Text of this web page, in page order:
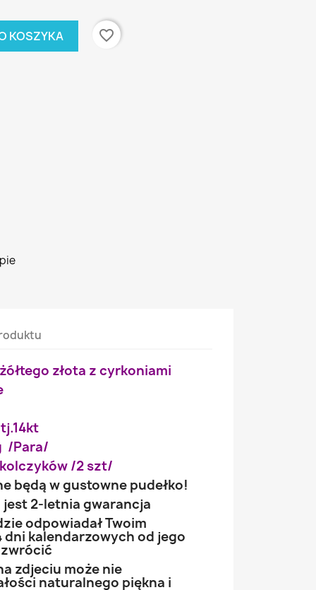
KOSZYKA favorite_border
złota z cyrkoniami
/Para/
/2 szt/
będą w gustowne pudełko!
2-letnia gwarancja
odpowiadał Twoim
dni kalendarzowych od jego
zdjeciu może nie
naturalnego piękna i